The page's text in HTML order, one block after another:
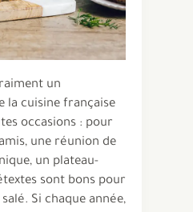
un
la cuisine française
occasions : pour
une réunion de
un plateau-
sont bons pour
Si chaque année,